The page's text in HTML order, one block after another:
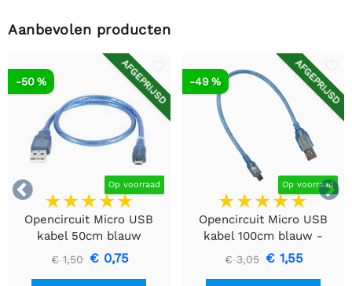
Aanbevolen producten


AFGEPRIJSD
Op voorraad
-50 %
Opencircuit Micro USB
kabel 50cm blauw
€ 1,50 € 0,75
AFGEPRIJSD
Op voorraad
-49 %
Opencircuit Micro USB
kabel 100cm blauw -
30AWG
€ 3,05 € 1,55